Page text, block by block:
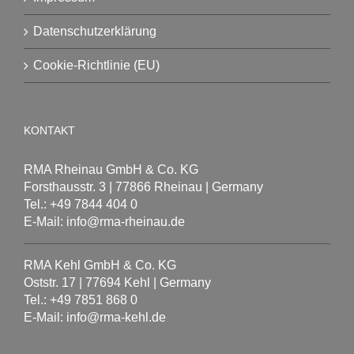
Datenschutzerklärung
Cookie-Richtlinie (EU)
KONTAKT
RMA Rheinau GmbH & Co. KG
Forsthausstr. 3 | 77866 Rheinau | Germany
Tel.: +49 7844 404 0
E-Mail: info@rma-rheinau.de
RMA Kehl GmbH & Co. KG
Oststr. 17 | 77694 Kehl | Germany
Tel.: +49 7851 868 0
E-Mail: info@rma-kehl.de